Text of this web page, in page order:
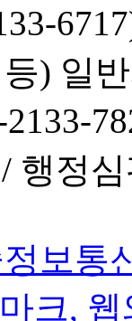
) 일
행정심